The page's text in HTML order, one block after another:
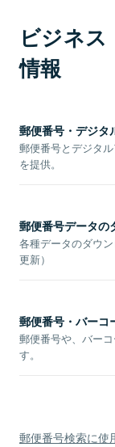
ビジネ
情報
郵便番号・デジタ
郵便番号とデジタ
を提供。
郵便番号データの
各種データのダウ
更新）
郵便番号・バーコ
郵便番号や、バー
す。
郵便番号検索に使